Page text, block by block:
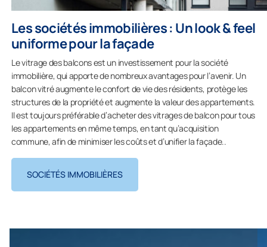
Les sociétés immobilières : Un look & feel
uniforme pour la façade
Le vitrage des balcons est un investissement pour la société
immobilière, qui apporte de nombreux avantages pour l’avenir. Un
balcon vitré augmente le confort de vie des résidents, protège les
structures de la propriété et augmente la valeur des appartements.
Il est toujours préférable d’acheter des vitrages de balcon pour tous
les appartements en même temps, en tant qu’acquisition
commune, afin de minimiser les coûts et d’unifier la façade..
SOCIÉTÉS IMMOBILIÈRES